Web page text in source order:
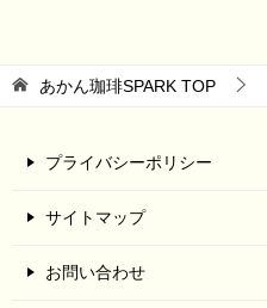
あかん珈琲SPARK TOP
プライバシーポリシー
サイトマップ
お問い合わせ